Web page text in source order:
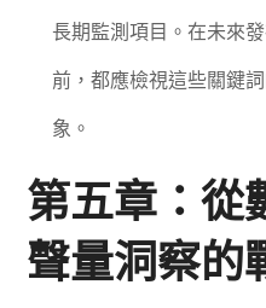
長期監測項目。在未來
前，都應檢視這些關鍵
象。
第五章：從
聲量洞察的